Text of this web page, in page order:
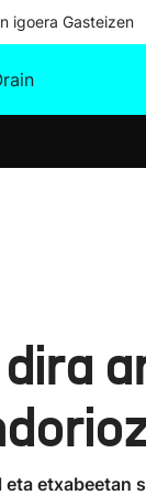
igoera Gasteizen